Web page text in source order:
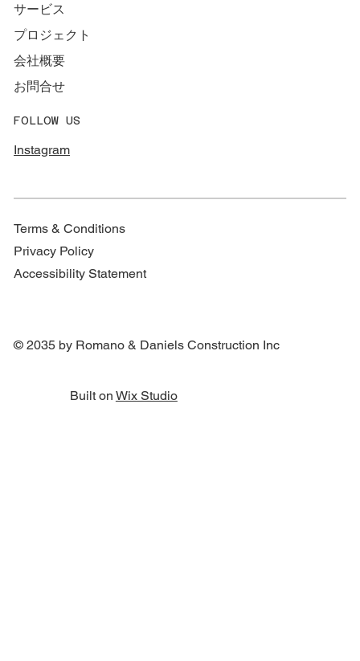
サービス
プロジェクト
会社概要
お問合せ
FOLLOW US
Instagram
Terms & Conditions
Privacy Policy
Accessibility Statement
© 2035 by Romano & Daniels Construction Inc
Built on Wix Studio